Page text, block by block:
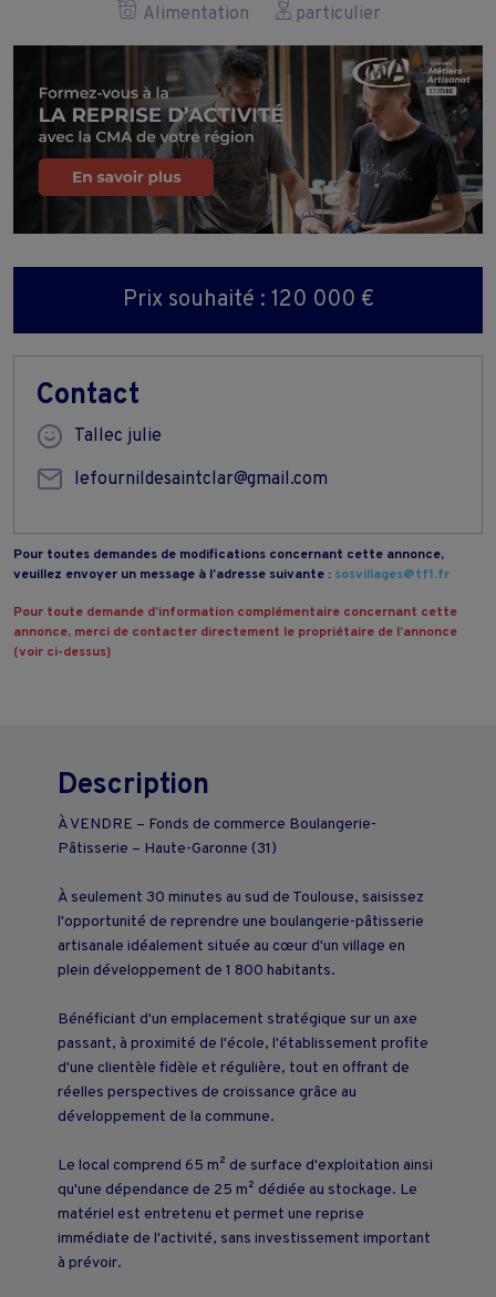
Alimentation particulier
Prix souhaité : 120 000 €
Contact
Tallec julie
lefournildesaintclar@gmail.com
Pour toutes demandes de modifications concernant cette annonce,
veuillez envoyer un message à l’adresse suivante : sosvillages@tf1.fr
Pour toute demande d’information complémentaire concernant cette
annonce, merci de contacter directement le propriétaire de l’annonce
(voir ci-dessus)
Description
À VENDRE – Fonds de commerce Boulangerie-
Pâtisserie – Haute-Garonne (31)
À seulement 30 minutes au sud de Toulouse, saisissez
l'opportunité de reprendre une boulangerie-pâtisserie
artisanale idéalement située au cœur d'un village en
plein développement de 1 800 habitants.
Bénéficiant d'un emplacement stratégique sur un axe
passant, à proximité de l'école, l'établissement profite
d'une clientèle fidèle et régulière, tout en offrant de
réelles perspectives de croissance grâce au
développement de la commune.
Le local comprend 65 m² de surface d'exploitation ainsi
qu'une dépendance de 25 m² dédiée au stockage. Le
matériel est entretenu et permet une reprise
immédiate de l'activité, sans investissement important
à prévoir.